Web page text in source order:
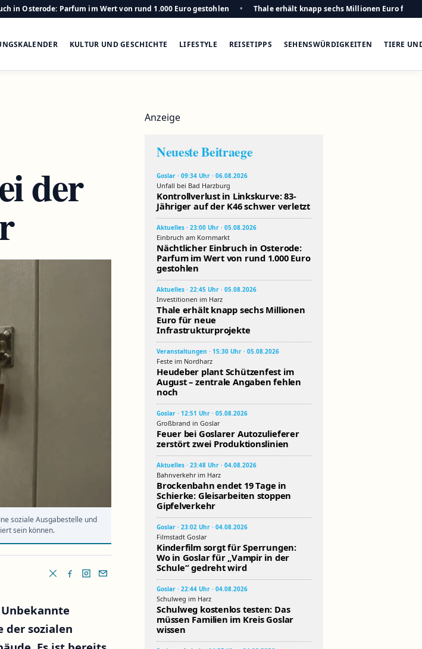
in Osterode: Parfum im Wert von rund 1.000 Euro gestohlen Thale erhält knapp sechs Millionen Euro für
KULTUR UND GESCHICHTE LIFESTYLE REISETIPPS SEHENSWÜRDIGKEITEN TIERE
der
soziale Ausgabestelle und
sein können.
der sozialen
Anzeige
Neueste Beitraege
Goslar · 09:34 Uhr · 06.08.2026
Unfall bei Bad Harzburg
Kontrollverlust in Linkskurve: 83-
Jähriger auf der K46 schwer verletzt
Aktuelles · 23:00 Uhr · 05.08.2026
Einbruch am Kornmarkt
Nächtlicher Einbruch in Osterode:
Parfum im Wert von rund 1.000 Euro
gestohlen
Aktuelles · 22:45 Uhr · 05.08.2026
Investitionen im Harz
Thale erhält knapp sechs Millionen
Euro für neue
Infrastrukturprojekte
Veranstaltungen · 15:30 Uhr · 05.08.2026
Feste im Nordharz
Heudeber plant Schützenfest im
August – zentrale Angaben fehlen
noch
Goslar · 12:51 Uhr · 05.08.2026
Großbrand in Goslar
Feuer bei Goslarer Autozulieferer
zerstört zwei Produktionslinien
Aktuelles · 23:48 Uhr · 04.08.2026
Bahnverkehr im Harz
Brockenbahn endet 19 Tage in
Schierke: Gleisarbeiten stoppen
Gipfelverkehr
Goslar · 23:02 Uhr · 04.08.2026
Filmstadt Goslar
Kinderfilm sorgt für Sperrungen:
Wo in Goslar für „Vampir in der
Schule“ gedreht wird
Goslar · 22:44 Uhr · 04.08.2026
Schulweg im Harz
Schulweg kostenlos testen: Das
müssen Familien im Kreis Goslar
wissen